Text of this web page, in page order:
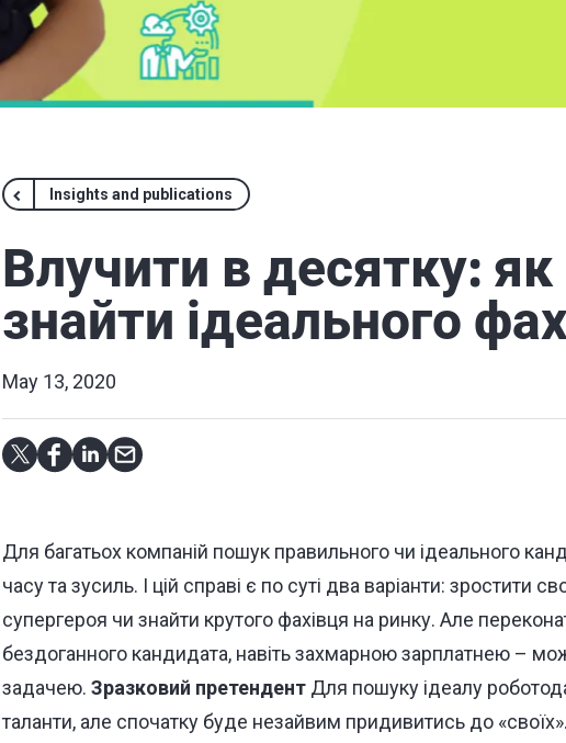
Insights and publications
Влучити в десятку: як
знайти ідеального
May 13, 2020
Для багатьох компаній пошук правильного чи ідеального
часу та зусиль. І цій справі є по суті два варіанти: зростити
супергероя чи знайти крутого фахівця на ринку. Але
бездоганного кандидата, навіть захмарною зарплатнею –
задачею. Зразковий претендентДля пошуку ідеалу
таланти, але спочатку буде незайвим придивитись до